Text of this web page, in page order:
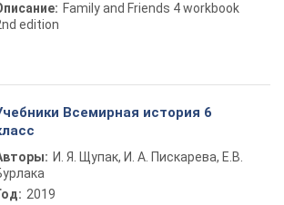
Family and Friends 4 workbook
edition
Всемирная история 6
И. Я. Щупак, И. А. Пискарева, Е.В.
2019